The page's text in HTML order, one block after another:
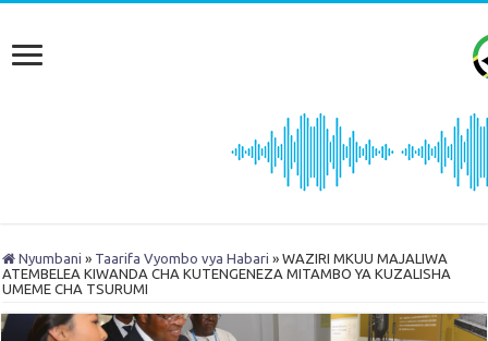
Nyumbani » Taarifa Vyombo vya Habari » WAZIRI MKUU MAJALIWA
ATEMBELEA KIWANDA CHA KUTENGENEZA MITAMBO YA KUZALISHA
UMEME CHA TSURUMI